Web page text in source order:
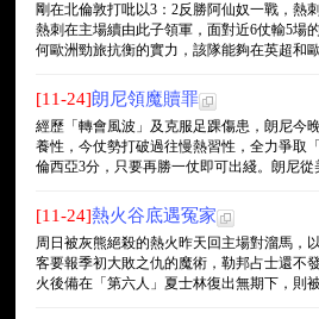
剛在北倫敦打吡以3：2反勝阿仙奴一戰，熱
熱刺在主場續由此子領軍，面對近6仗輸5場
何歐洲勁旅抗衡的實力，該隊能夠在英超和
[11-24]朗尼領魔贖罪
經歷「轉會風波」及克服足踝傷患，朗尼今
養性，今仗勢打破過往慢熱習性，全力爭取
倫西亞3分，只要再勝一仗即可出綫。朗尼從
[11-24]熱火谷底遇冤家
周日被灰熊絕殺的熱火昨天回主場對溜馬，
客要報季初大敗之仇的魔術，勒邦占士還不
火後備在「第六人」夏士林復出無期下，則